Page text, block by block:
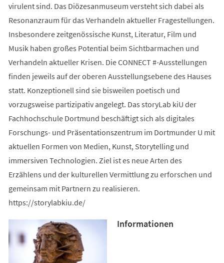
virulent sind. Das Diözesanmuseum versteht sich dabei als
Resonanzraum für das Verhandeln aktueller Fragestellungen.
Insbesondere zeitgenössische Kunst, Literatur, Film und
Musik haben großes Potential beim Sichtbarmachen und
Verhandeln aktueller Krisen. Die CONNECT #-Ausstellungen
finden jeweils auf der oberen Ausstellungsebene des Hauses
statt. Konzeptionell sind sie bisweilen poetisch und
vorzugsweise partizipativ angelegt. Das storyLab kiU der
Fachhochschule Dortmund beschäftigt sich als digitales
Forschungs- und Präsentationszentrum im Dortmunder U mit
aktuellen Formen von Medien, Kunst, Storytelling und
immersiven Technologien. Ziel ist es neue Arten des
Erzählens und der kulturellen Vermittlung zu erforschen und
gemeinsam mit Partnern zu realisieren.
https://storylabkiu.de/
Informationen